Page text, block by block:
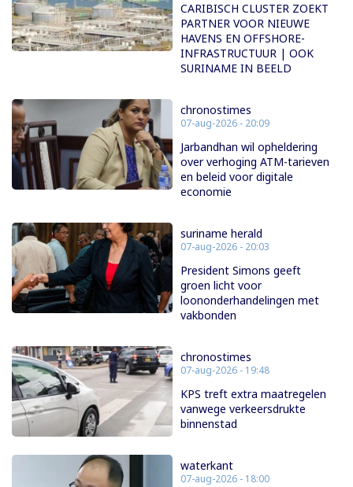
CARIBISCH CLUSTER ZOEKT
PARTNER VOOR NIEUWE
HAVENS EN OFFSHORE-
INFRASTRUCTUUR | OOK
SURINAME IN BEELD
chronostimes
07-aug-2026 - 20:09
Jarbandhan wil opheldering
over verhoging ATM-tarieven
en beleid voor digitale
economie
suriname herald
07-aug-2026 - 20:03
President Simons geeft
groen licht voor
loononderhandelingen met
vakbonden
chronostimes
07-aug-2026 - 19:48
KPS treft extra maatregelen
vanwege verkeersdrukte
binnenstad
waterkant
07-aug-2026 - 18:00